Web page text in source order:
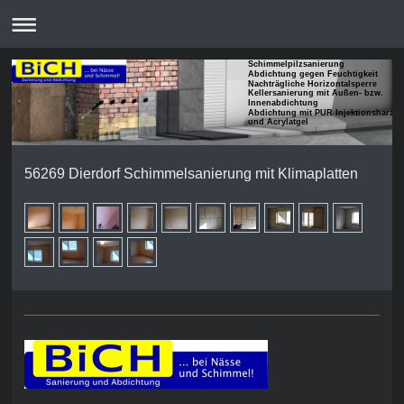
Schimmelpilzsanierung
Abdichtung gegen Feuchtigkeit
Nachträgliche Horizontalsperre
Kellersanierung mit Außen- bzw.
Innenabdichtung
Abdichtung mit PUR Injektionsharze
und Acrylatgel
56269 Dierdorf Schimmelsanierung mit Klimaplatten